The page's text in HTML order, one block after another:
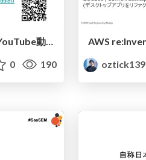
AWS re:Invent 2023 セッションYouTube動画レポート / AWS re:Invent 2023 Session YouTube Video Report
0 190
oztick139